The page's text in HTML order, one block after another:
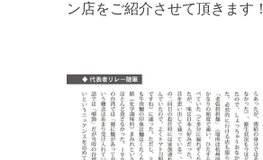
ン店をご紹介させて頂きます！